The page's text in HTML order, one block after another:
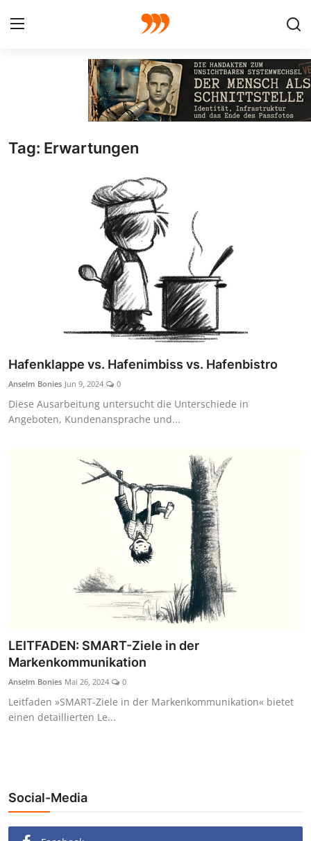
Galerie
Tag: Erwartungen
Hafenklappe vs. Hafenimbiss vs. Hafenbistro
Anselm Bonies Jun 9, 2024 0
Diese Ausarbeitung untersucht die Unterschiede in
Angeboten, Kundenansprache und...
LEITFADEN: SMART-Ziele in der
Markenkommunikation
Anselm Bonies Mai 26, 2024 0
Leitfaden »SMART-Ziele in der Markenkommunikation« bietet
einen detaillierten Le...
Social-Media